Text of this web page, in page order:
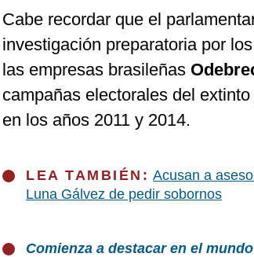
Cabe recordar que el
investigación preparatoria por
las empresas brasileñas
campañas electorales del
en los años 2011 y 2014.
LEA TAMBIÉN: Acusan a
Luna Gálvez de pedir sobornos
Comienza a destacar en el